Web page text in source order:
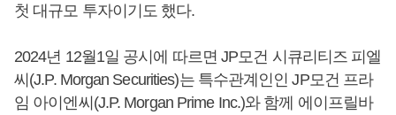
첫 대규모 투자이기도 했다.
2024년 12월1일 공시에 따르면 JP모건 시큐리티즈 피엘
씨(J.P. Morgan Securities)는 특수관계인인 JP모건 프라
임 아이엔씨(J.P. Morgan Prime Inc.)와 함께 에이프릴바